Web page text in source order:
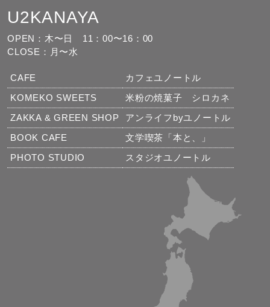
もっと見る フォローする
U2KANAYA
OPEN：木〜日 11：00〜16：00
CLOSE：月〜水
CAFE
カフェユノートル
KOMEKO SWEETS
米粉の焼菓子 シロカネ
ZAKKA & GREEN SHOP
アンライフbyユノートル
BOOK CAFE
文学喫茶「本と、」
PHOTO STUDIO
スタジオユノートル